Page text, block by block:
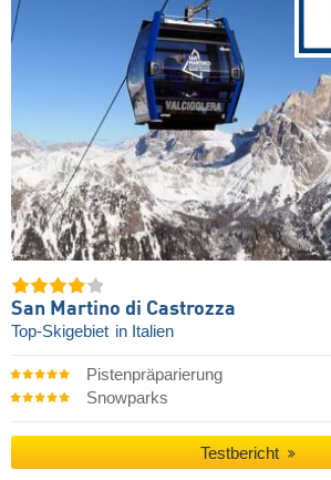
San Martino di Castrozza
Top-Skigebiet in Italien
Pistenpräparierung
Snowparks
Testbericht